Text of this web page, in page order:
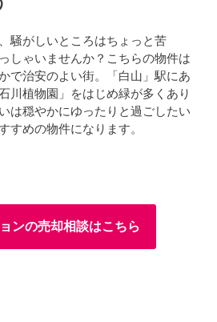
騒がしいところはちょっと苦
しゃいませんか？こちらの物件は
で治安のよい街。「白山」駅にあ
川植物園」をはじめ緑が多くあり
は穏やかにゆったりと過ごしたい
すめの物件になります。
ンの売却相談はこちら